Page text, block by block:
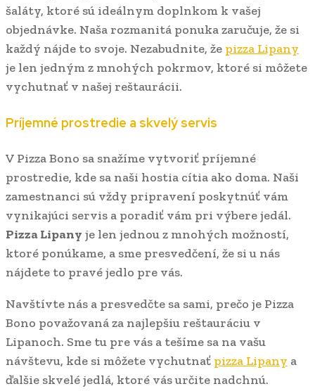
šaláty, ktoré sú ideálnym doplnkom k vašej
objednávke. Naša rozmanitá ponuka zaručuje, že si
každý nájde to svoje. Nezabudnite, že pizza Lipany
je len jedným z mnohých pokrmov, ktoré si môžete
vychutnať v našej reštaurácii.
Príjemné prostredie a skvelý servis
V Pizza Bono sa snažíme vytvoriť príjemné
prostredie, kde sa naši hostia cítia ako doma. Naši
zamestnanci sú vždy pripravení poskytnúť vám
vynikajúci servis a poradiť vám pri výbere jedál.
Pizza Lipany je len jednou z mnohých možností,
ktoré ponúkame, a sme presvedčení, že si u nás
nájdete to pravé jedlo pre vás.
Navštívte nás a presvedčte sa sami, prečo je Pizza
Bono považovaná za najlepšiu reštauráciu v
Lipanoch. Sme tu pre vás a tešíme sa na vašu
návštevu, kde si môžete vychutnať pizza Lipany a
ďalšie skvelé jedlá, ktoré vás určite nadchnú.